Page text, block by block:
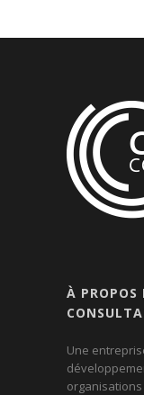
À PROPOS
Une